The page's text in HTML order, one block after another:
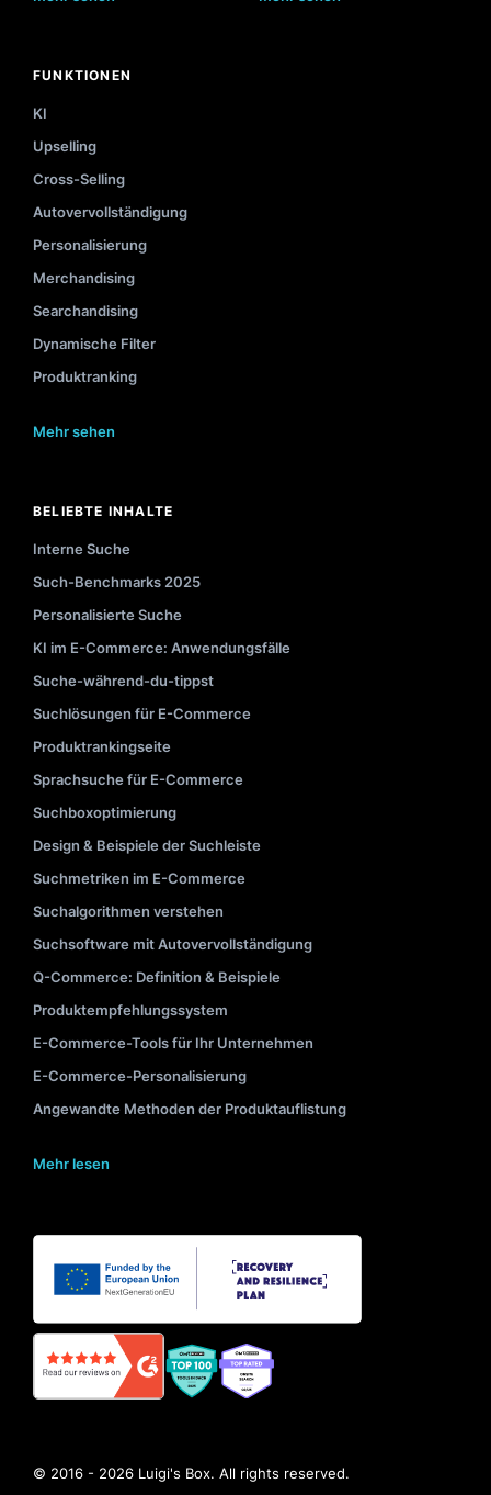
FUNKTIONEN
KI
Upselling
Cross-Selling
Autovervollständigung
Personalisierung
Merchandising
Searchandising
Dynamische Filter
Produktranking
Mehr sehen
BELIEBTE INHALTE
Interne Suche
Such-Benchmarks 2025
Personalisierte Suche
KI im E-Commerce: Anwendungsfälle
Suche-während-du-tippst
Suchlösungen für E-Commerce
Produktrankingseite
Sprachsuche für E-Commerce
Suchboxoptimierung
Design & Beispiele der Suchleiste
Suchmetriken im E-Commerce
Suchalgorithmen verstehen
Suchsoftware mit Autovervollständigung
Q-Commerce: Definition & Beispiele
Produktempfehlungssystem
E-Commerce-Tools für Ihr Unternehmen
E-Commerce-Personalisierung
Angewandte Methoden der Produktauflistung
Mehr lesen
© 2016 - 2026 Luigi's Box. All rights reserved.